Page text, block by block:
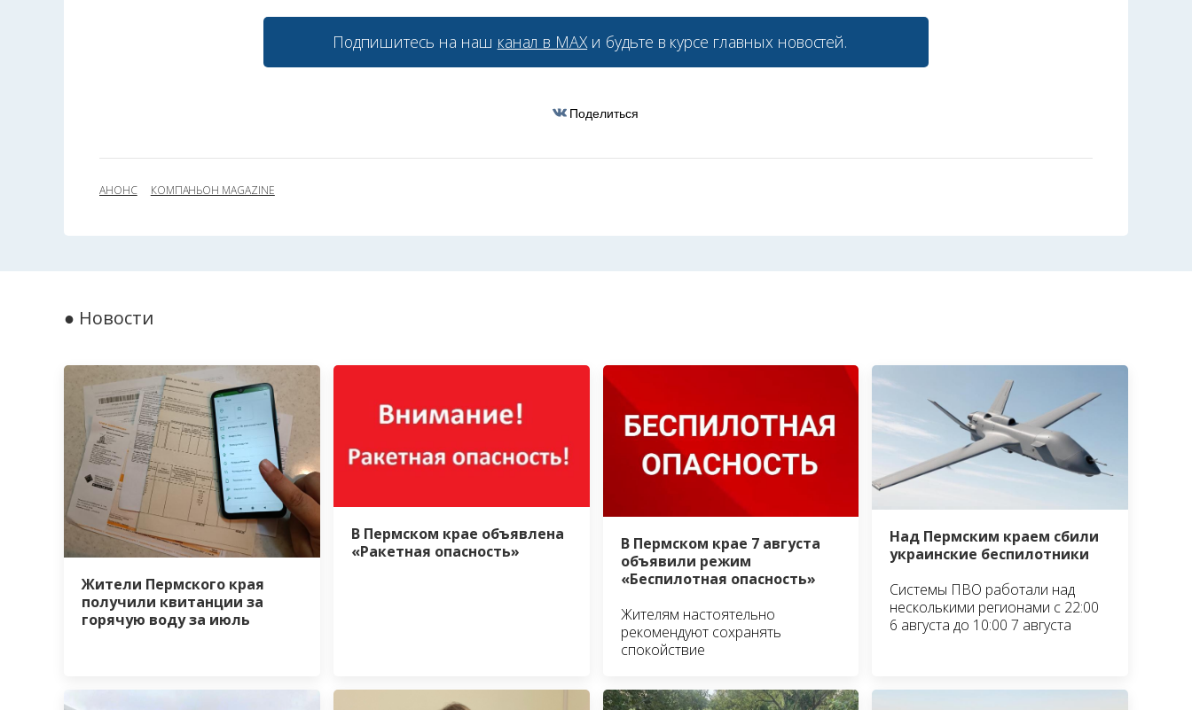
Подпишитесь на наш канал в МАХи будьте в курсе главных новостей.
Поделиться
АНОНС КОМПАНЬОН MAGAZINE
● Новости
Жители Пермского края
получили квитанции за
горячую воду за июль
В Пермском крае объявлена
«Ракетная опасность»
В Пермском крае 7 августа
объявили режим
«Беспилотная опасность»
Жителям настоятельно
рекомендуют сохранять
спокойствие
Над Пермским краем сбили
украинские беспилотники
Системы ПВО работали над
несколькими регионами с 22:00
6 августа до 10:00 7 августа